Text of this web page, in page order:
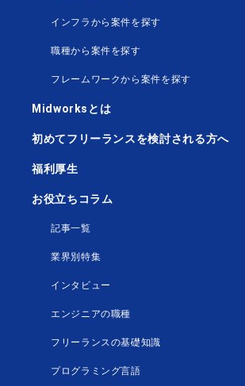
インフラから案件を探す
職種から案件を探す
フレームワークから案件を探す
Midworksとは
初めてフリーランスを検討される方へ
福利厚生
お役立ちコラム
記事一覧
業界別特集
インタビュー
エンジニアの職種
フリーランスの基礎知識
プログラミング言語